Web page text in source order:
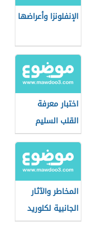
الإنفلونزا وأعراضها
اختبار معرفة
القلب السليم
المخاطر والآثار
الجانبية لكلوريد
الصوديوم